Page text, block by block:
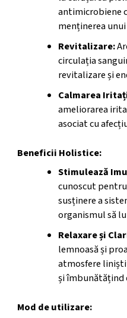
antimicrobiene
menținerea
Revitalizare:
circulația
revitalizare și
Calmarea
ameliorarea
asociat cu
Beneficii Holistice:
Stimulează
cunoscut
susținere a
organismul să
Relaxare și
lemnoasă și
atmosfere
și îmbunătățind
Mod de utilizare: